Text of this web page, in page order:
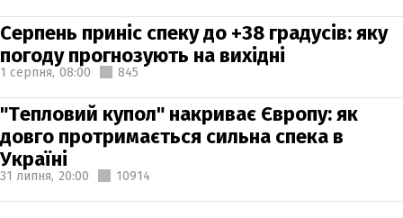
Серпень приніс спеку до +38 градусів: яку
погоду прогнозують на вихідні
1 серпня, 08:00 845
"Тепловий купол" накриває Європу: як
довго протримається сильна спека в
Україні
31 липня, 20:00 10914